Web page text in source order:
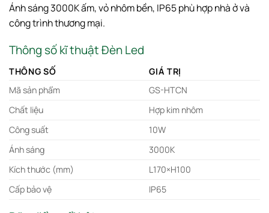
Ánh sáng 3000K ấm, vỏ nhôm bền, IP65 phù hợp nhà ở và
công trình thương mại.
Thông số kĩ thuật Đèn Led
THÔNG SỐ
GIÁ TRỊ
Mã sản phẩm
GS-HTCN
Chất liệu
Hợp kim nhôm
Công suất
10W
Ánh sáng
3000K
Kích thước (mm)
L170×H100
Cấp bảo vệ
IP65